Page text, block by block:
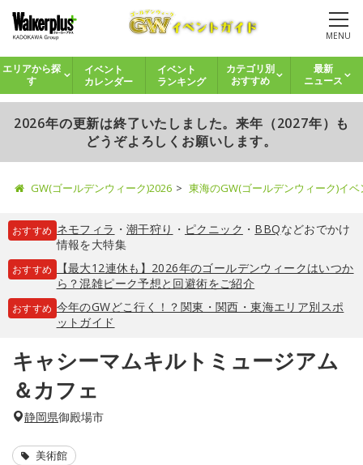
MENU
エリアから探
す
イベント
カレンダー
イベント
ランキング
カテゴリ別
おすすめ
最新
ニュース
2026年の更新は終了いたしました。来年（2027年）も
どうぞよろしくお願いします。
GW(ゴールデンウィーク)2026 東海のGW(ゴールデンウィーク)イ
おすすめ ネモフィラ ・ 潮干狩り ・ ピクニック ・ BBQなどおでかけ
情報を大特集
おすすめ
【最大12連休も】2026年のゴールデンウィークはいつか
ら？混雑ピーク予想と回避術をご紹介
おすすめ 今年のGWどこ行く！？関東・関西・東海エリア別スポ
ットガイド
キャシーマムキルトミュージアム
＆カフェ
静岡県御殿場市
美術館